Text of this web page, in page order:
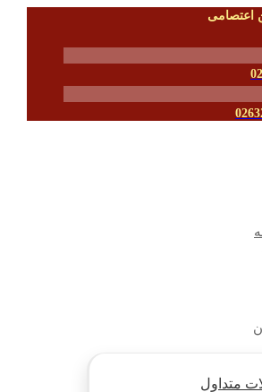
اعتصامی
متداول